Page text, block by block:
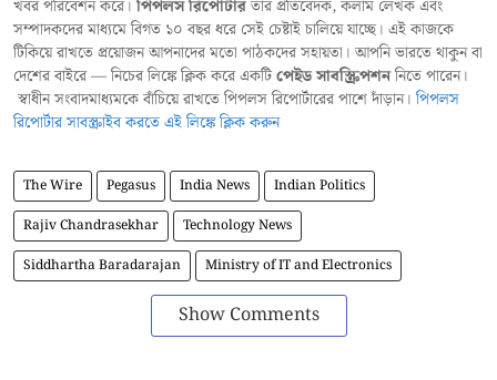
খবর পরিবেশন করে।পিপলস রিপোর্টারতার প্রতিবেদক, কলাম লেখক এবং
সম্পাদকদের মাধ্যমে বিগত ১০ বছর ধরে সেই চেষ্টাই চালিয়ে যাচ্ছে। এই কাজকে
টিকিয়ে রাখতে প্রয়োজন আপনাদের মতো পাঠকদের সহায়তা। আপনি ভারতে থাকুন বা
দেশের বাইরে — নিচের লিঙ্কে ক্লিক করে একটিপেইড সাবস্ক্রিপশননিতে পারেন।
স্বাধীন সংবাদমাধ্যমকে বাঁচিয়ে রাখতে পিপলস রিপোর্টারের পাশে দাঁড়ান।পিপলস
রিপোর্টার সাবস্ক্রাইব করতে এই লিঙ্কে ক্লিক করুন
The Wire Pegasus India News
Indian Politics
Rajiv Chandrasekhar
Technology News
Siddhartha Baradarajan
Ministry of IT and Electronics
Show Comments